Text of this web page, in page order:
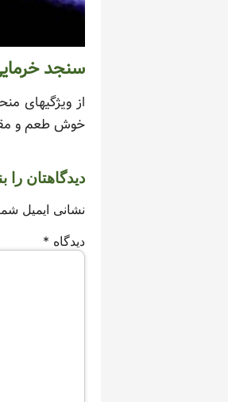
سنجد
از ویژگیهای
خوش طعم و
دیدگاهتان را
نشانی ایمیل
دیدگاه *